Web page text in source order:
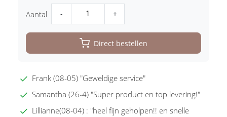
Aantal - +
Direct bestellen
Frank (08-05) "Geweldige service"
Samantha (26-4) "Super product en top levering!"
Lillianne(08-04) : "heel fijn geholpen!! en snelle